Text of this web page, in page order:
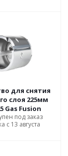
для снятия
слоя 225мм
Gas Fusion
под заказ
с 13 августа